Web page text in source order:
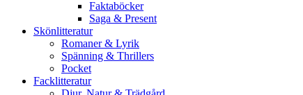
Faktaböcker
Saga & Present
Skönlitteratur
Romaner & Lyrik
Spänning & Thrillers
Pocket
Facklitteratur